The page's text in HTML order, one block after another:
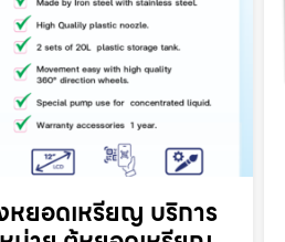
หยอดเหรียญ บริการ